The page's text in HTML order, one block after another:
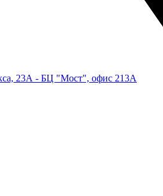
23А - БЦ "Мост", офис 213А